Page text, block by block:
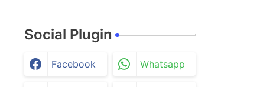
Social Plugin
Facebook Whatsapp